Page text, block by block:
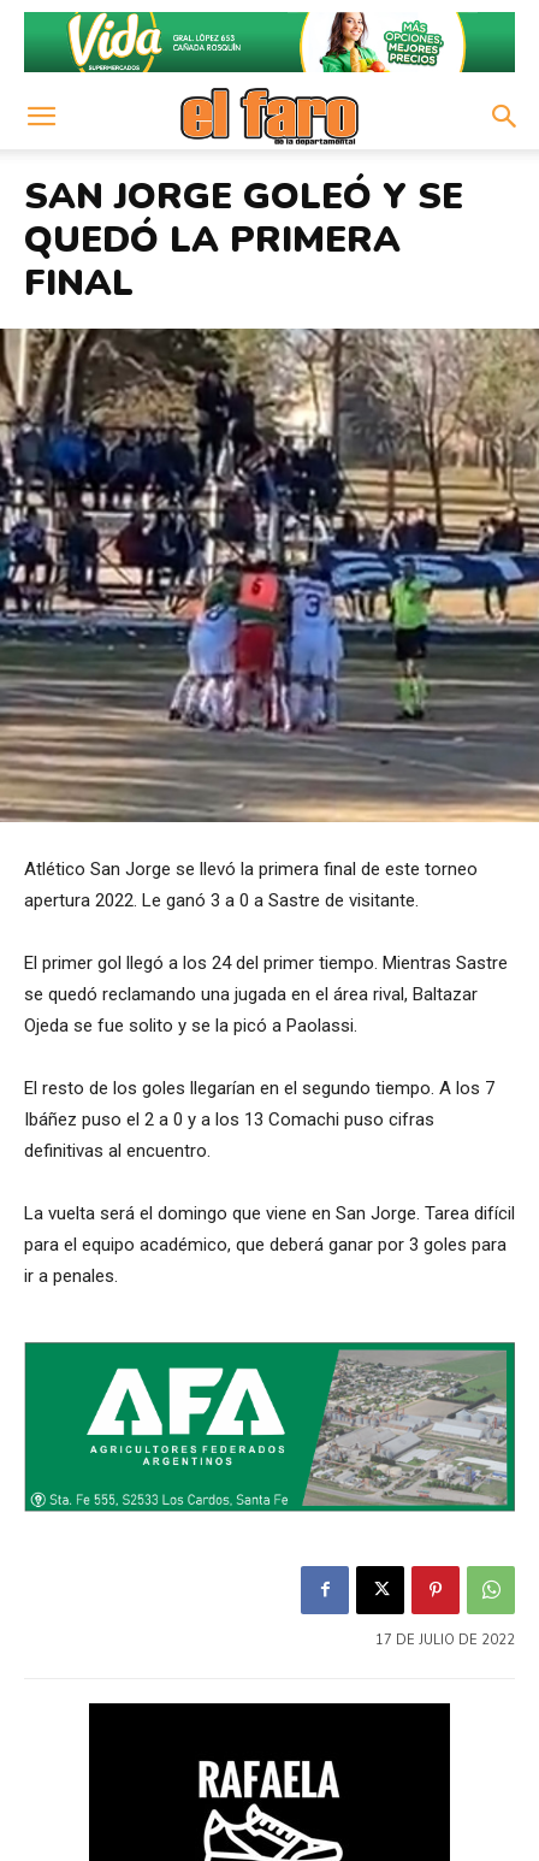
SAN JORGE GOLEÓ Y SE
QUEDÓ LA PRIMERA
FINAL
Atlético San Jorge se llevó la primera final de este torneo
apertura 2022. Le ganó 3 a 0 a Sastre de visitante.
El primer gol llegó a los 24 del primer tiempo. Mientras Sastre
se quedó reclamando una jugada en el área rival, Baltazar
Ojeda se fue solito y se la picó a Paolassi.
El resto de los goles llegarían en el segundo tiempo. A los 7
Ibáñez puso el 2 a 0 y a los 13 Comachi puso cifras
definitivas al encuentro.
La vuelta será el domingo que viene en San Jorge. Tarea difícil
para el equipo académico, que deberá ganar por 3 goles para
ir a penales.
17 DE JULIO DE 2022